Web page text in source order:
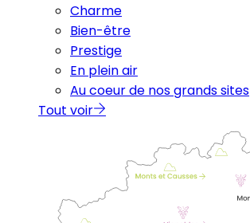
Charme
Bien-être
Prestige
En plein air
Au coeur de nos grands sites
Tout voir